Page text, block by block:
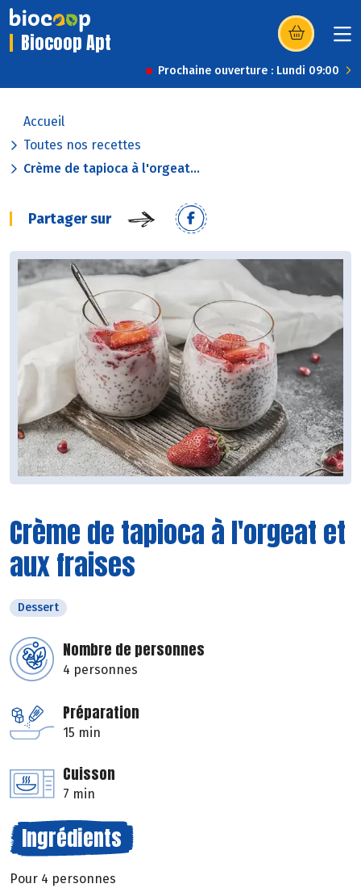
Biocoop Apt (s’ouvre dans
Prochaine ouverture : Lundi 09:00
Accueil
Toutes nos recettes
Crème de tapioca à l'orgeat...
Partager sur
Crème de tapioca à l'orgeat et
aux fraises
Dessert
Nombre de personnes
4 personnes
Préparation
15 min
Cuisson
7 min
Ingrédients
Pour 4 personnes